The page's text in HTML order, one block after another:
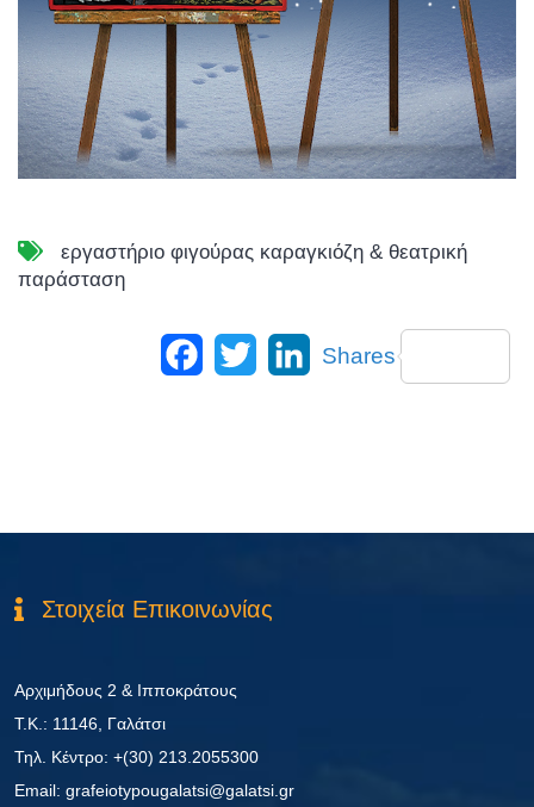
εργαστήριο φιγούρας καραγκιόζη & θεατρική
παράσταση
Facebook
Twitter LinkedIn
Shares
Στοιχεία Επικοινωνίας
Αρχιμήδους 2 & Ιπποκράτους
Τ.Κ.: 11146, Γαλάτσι
Τηλ. Κέντρο: +(30) 213.2055300
Εmail: grafeiotypougalatsi@galatsi.gr